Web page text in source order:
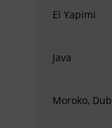
El Yapimi
Java
Moroko,